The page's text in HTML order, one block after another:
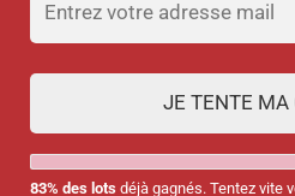
JE TENTE MA
83% des lots déjà gagnés. Tentez vite